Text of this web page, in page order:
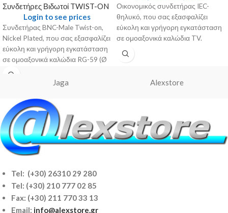
Συνδετήρες Βιδωτοί TWIST-ON
Login to see prices
Συνδετήρας BNC-Male Twist-on,
Nickel Plated, που σας εξασφαλίζει
εύκολη και γρήγορη εγκατάσταση
σε ομοαξονικά καλώδια RG-59 (Ø
6.10mm) Γενικά Χαρακτηριστικά
Οικονομικός συνδετήρας IEC-
θηλυκό, που σας εξασφαλίζει
εύκολη και γρήγορη εγκατάσταση
σε ομοαξονικά καλώδια TV.
Γενικά Χαρακτηριστικά
Τύπος: KK-75 Περιγραφή:
Συσκευασία: 10/100
Jaga Alexstore
Tel: (+30) 26310 29 280
Tel: (+30) 210 777 02 85
Fax: (+30) 211 770 33 13
Email: info@alexstore.gr